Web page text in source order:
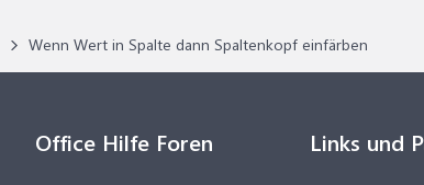
Wenn Wert in Spalte dann Spaltenkopf einfärben
Office Hilfe Foren Links und